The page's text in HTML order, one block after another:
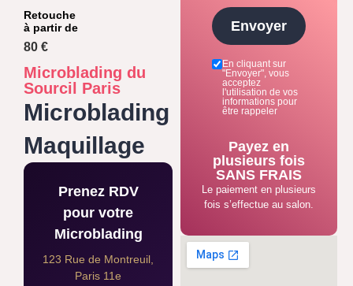
Retouche
à partir de
80 €
Microblading du
Sourcil Paris
Microblading
Maquillage
Prenez RDV
pour votre
Microblading
123 Rue de Montreuil,
Paris 11e
En cliquant sur
"Envoyer", vous
acceptez
l'utilisation de vos
informations pour
être rappeler
Envoyer
Payez en
plusieurs fois
SANS FRAIS
Le paiement en plusieurs
fois s’effectue au salon.